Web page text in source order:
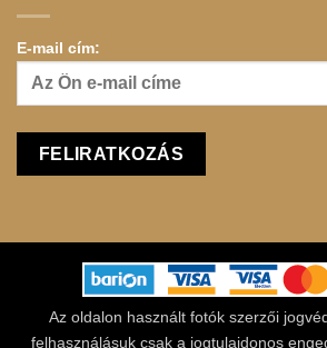
E-mail cím:
Az oldalon használt fotók szerzői
felhasználásuk csak a jogtulajdonos